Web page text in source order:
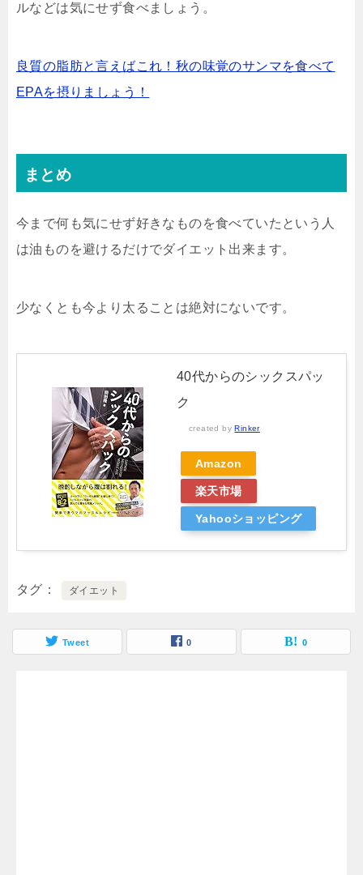
ルなどは気にせず食べましょう。
良質の脂肪と言えばこれ！秋の味覚のサンマを食べて
EPAを摂りましょう！
まとめ
今まで何も気にせず好きなものを食べていたという人
は油ものを避けるだけでダイエット出来ます。
少なくとも今より太ることは絶対にないです。
40代からのシックスパッ
ク
created byRinker
Amazon
楽天市場
Yahooショッピング
タグ ダイエット
Tweet 0 0